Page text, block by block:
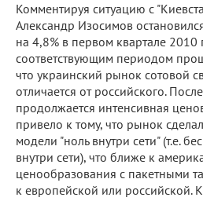
Комментируя ситуацию с
Александр Изосимов
на 4,8% в первом квартале
соответствующим периодом
что украинский рынок сотовой
отличается от российского.
продолжается интенсивная
привело к тому, что рынок
модели "ноль внутри сети" (т.е.
внутри сети), что ближе к
ценообразования с пакетными
к европейской или российской.